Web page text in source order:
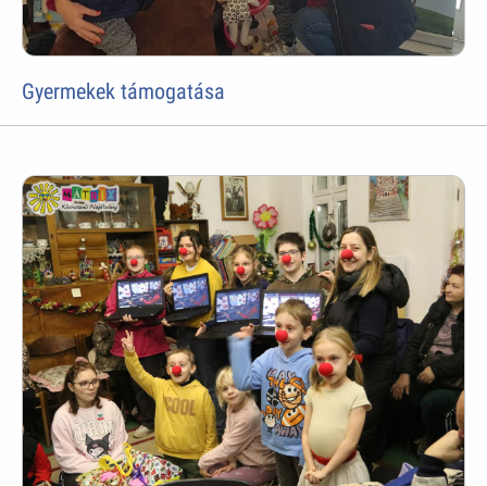
Gyermekek támogatása